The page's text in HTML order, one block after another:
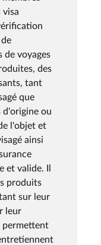
visa
de voyages
des
tant
que
d'origine ou
l'objet et
ainsi
et valide. Il
produits
sur leur
leur
permettent